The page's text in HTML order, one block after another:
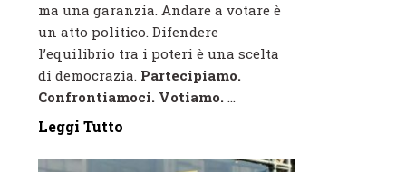
ma una garanzia. Andare a votare è
un atto politico. Difendere
l’equilibrio tra i poteri è una scelta
di democrazia. Partecipiamo.
Confrontiamoci. Votiamo. ...
Leggi Tutto